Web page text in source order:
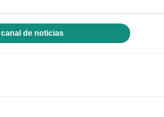
de noticias